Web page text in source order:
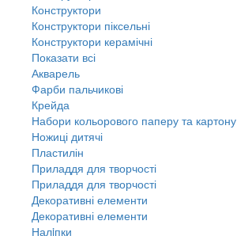
Конструктори
Конструктори піксельні
Конструктори керамічні
Показати всі
Акварель
Фарби пальчикові
Крейда
Набори кольорового паперу та картону
Ножиці дитячі
Пластилін
Приладдя для творчості
Приладдя для творчості
Декоративні елементи
Декоративні елементи
Налiпки